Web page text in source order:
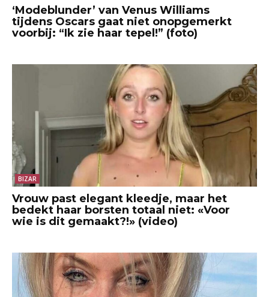
‘Modeblunder’ van Venus Williams
tijdens Oscars gaat niet onopgemerkt
voorbij: “Ik zie haar tepel!” (foto)
BIZAR
Vrouw past elegant kleedje, maar het
bedekt haar borsten totaal niet: «Voor
wie is dit gemaakt?!» (video)